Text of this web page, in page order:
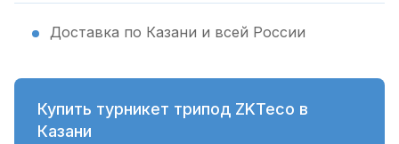
Доставка по Казани и всей России
Купить турникет трипод ZKTeco в
Казани